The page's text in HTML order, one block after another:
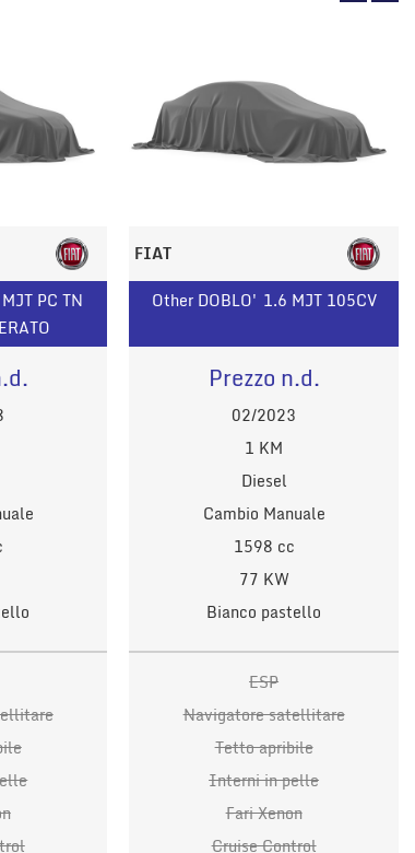
PC TN
FIAT
Other DOBLO' 1.6 MJT 105CV
Prezzo n.d.
02/2023
1 KM
Diesel
Cambio Manuale
1598 cc
77 KW
Bianco pastello
ESP
Navigatore satellitare
Tetto apribile
Interni in pelle
Fari Xenon
Cruise Control